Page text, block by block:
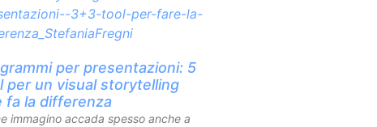
per presentazioni: 5
per un visual storytelling
fa la differenza
immagino accada spesso anche a